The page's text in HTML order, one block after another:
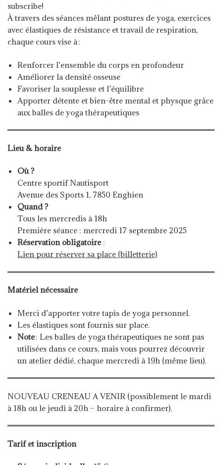
subscribe!
À travers des séances mêlant postures de yoga, exercices
avec élastiques de résistance et travail de respiration,
chaque cours vise à :
Renforcer l’ensemble du corps en profondeur
Améliorer la densité osseuse
Favoriser la souplesse et l’équilibre
Apporter détente et bien-être mental et physque grâce
aux balles de yoga thérapeutiques
Lieu & horaire
Où ?
Centre sportif Nautisport
Avenue des Sports 1, 7850 Enghien
Quand ?
Tous les mercredis à 18h
Première séance : mercredi 17 septembre 2025
Réservation obligatoire :
Lien pour réserver sa place (billetterie)
Matériel nécessaire
Merci d’apporter votre tapis de yoga personnel.
Les élastiques sont fournis sur place.
Note: Les balles de yoga thérapeutiques ne sont pas
utilisées dans ce cours, mais vous pourrez découvrir
un atelier dédié, chaque mercredi à 19h (même lieu).
NOUVEAU CRENEAU A VENIR (possiblement le mardi
à 18h ou le jeudi à 20h – horaire à confirmer).
Tarif et inscription